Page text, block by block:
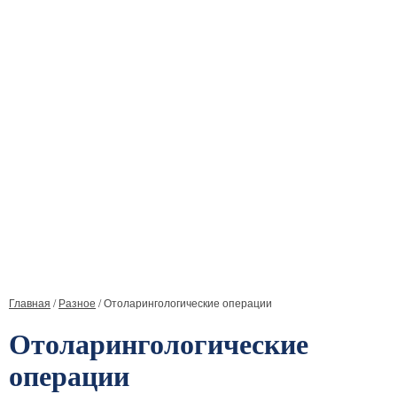
Главная /Разное /Отоларингологические операции
Отоларингологические
операции